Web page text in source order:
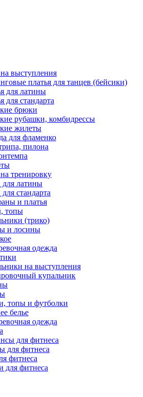
выступления
платья для танцев (бейсики)
для латины
для стандарта
брюки
рубашки, комбидрессы
жилеты
для фламенко
пилона
тренировку
латины
стандарта
и платья
топы
(трико)
и лосины
одежда
на выступления
купальник
топы и футболки
белье
одежда
для фитнеса
для фитнеса
фитнеса
для фитнеса